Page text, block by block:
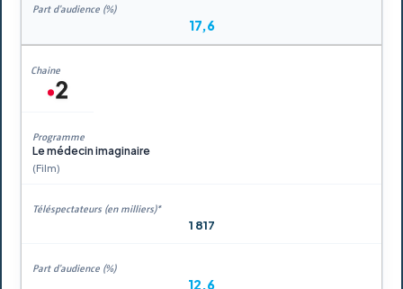
17,6
Le médecin imaginaire
(Film)
1 817
12,6